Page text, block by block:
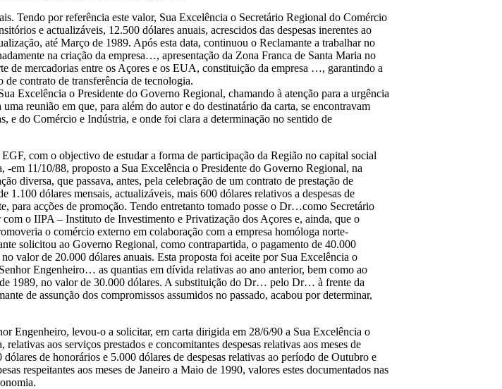
Tendo por referência este valor, Sua Excelência o Secretário Regional do Comércio
e actualizáveis, 12.500 dólares anuais, acrescidos das despesas inerentes ao
até Março de 1989. Após esta data, continuou o Reclamante a trabalhar no
na criação da empresa…, apresentação da Zona Franca de Santa Maria no
de mercadorias entre os Açores e os EUA, constituição da empresa …, garantindo a
de contrato de transferência de tecnologia.
Excelência o Presidente do Governo Regional, chamando à atenção para a urgência
reunião em que, para além do autor e do destinatário da carta, se encontravam
e do Comércio e Indústria, e onde foi clara a determinação no sentido de
com o objectivo de estudar a forma de participação da Região no capital social
11/10/88, proposto a Sua Excelência o Presidente do Governo Regional, na
diversa, que passava, antes, pela celebração de um contrato de prestação de
dólares mensais, actualizáveis, mais 600 dólares relativos a despesas de
para acções de promoção. Tendo entretanto tomado posse o Dr…como Secretário
o IIPA – Instituto de Investimento e Privatização dos Açores e, ainda, que o
o comércio externo em colaboração com a empresa homóloga norte-
solicitou ao Governo Regional, como contrapartida, o pagamento de 40.000
valor de 20.000 dólares anuais. Esta proposta foi aceite por Sua Excelência o
Engenheiro… as quantias em dívida relativas ao ano anterior, bem como ao
1989, no valor de 30.000 dólares. A substituição do Dr… pelo Dr… à frente da
de assunção dos compromissos assumidos no passado, acabou por determinar,
Engenheiro, levou-o a solicitar, em carta dirigida em 28/6/90 a Sua Excelência o
aos serviços prestados e concomitantes despesas relativas aos meses de
de honorários e 5.000 dólares de despesas relativas ao período de Outubro e
respeitantes aos meses de Janeiro a Maio de 1990, valores estes documentados nas